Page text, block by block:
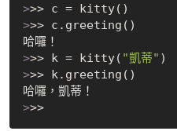
>>> c = kitty()
>>> c.greeting()
>>> k = kitty( "凱蒂" )
>>> k.greeting()
>>>